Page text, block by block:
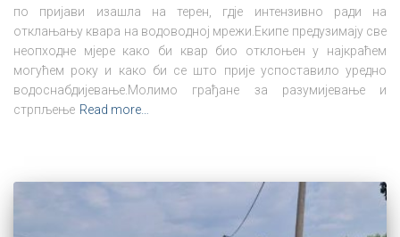
по пријави изашла на терен, гдје интензивно ради на
отклањању квара на водоводној мрежи.Екипе предузимају све
неопходне мјере како би квар био отклоњен у најкраћем
могућем року и како би се што прије успоставило уредно
водоснабдијевање.Молимо грађане за разумијевање и
стрпљење Read more…